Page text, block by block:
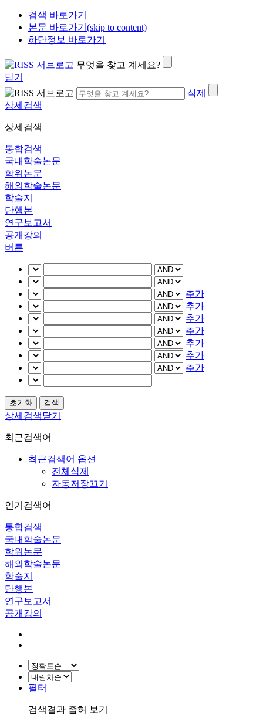
검색 바로가기
본문 바로가기(skip to content)
하단정보 바로가기
무엇을 찾고 계세요?
닫기
삭제
상세검색
상세검색
통합검색
국내학술논문
학위논문
해외학술논문
학술지
단행본
연구보고서
공개강의
버튼
추가
추가
추가
추가
추가
추가
추가
상세검색닫기
최근검색어
최근검색어 옵션
전체삭제
자동저장끄기
인기검색어
통합검색
국내학술논문
학위논문
해외학술논문
학술지
단행본
연구보고서
공개강의
필터
검색결과 좁혀 보기